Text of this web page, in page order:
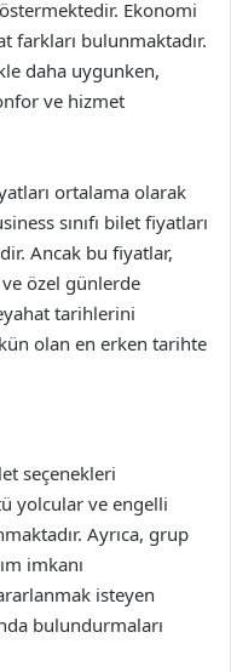
Ekonomi
farkları bulunmaktadır.
daha uygunken,
ve hizmet
ortalama olarak
sınıfı bilet fiyatları
Ancak bu fiyatlar,
özel günlerde
tarihlerini
olan en erken tarihte
seçenekleri
yolcular ve engelli
Ayrıca, grup
imkanı
isteyen
bulundurmaları